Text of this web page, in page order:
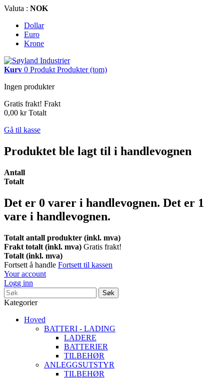
Valuta : NOK
Dollar
Euro
Krone
Kurv 0 Produkt Produkter (tom)
Ingen produkter
Gratis frakt! Frakt
0,00 kr Totalt
Gå til kasse
Produktet ble lagt til i handlevognen
Antall
Totalt
Det er 0 varer i handlevognen. Det er 1
vare i handlevognen.
Totalt antall produkter (inkl. mva)
Frakt totalt (inkl. mva) Gratis frakt!
Totalt (inkl. mva)
Fortsett å handle Fortsett til kassen
Your account
Logg inn
Søk
Kategorier
Hoved
BATTERI - LADING
LADERE
BATTERIER
TILBEHØR
ANLEGGSUTSTYR
TILBEHØR